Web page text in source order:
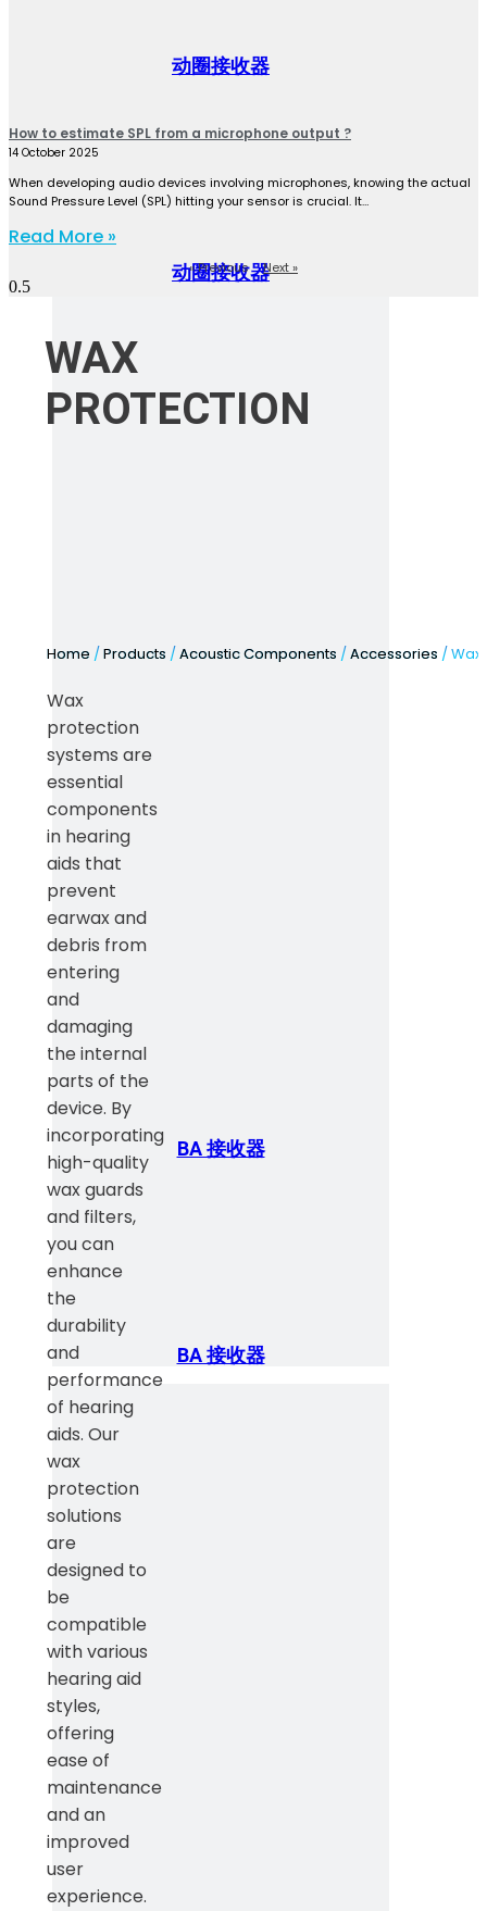
动圈接收器
BA 接收器
动圈接收器
BA 接收器
How to estimate SPL from a microphone output ?
14 October 2025
When developing audio devices involving microphones, knowing the actual
Sound Pressure Level (SPL) hitting your sensor is crucial. It…
Read More »
« Previous Next »
WAX
PROTECTION
Home / Products / Acoustic Components / Accessories /
Wax
protection
systems are
essential
components
in hearing
aids that
prevent
earwax and
debris from
entering
and
damaging
the internal
parts of the
device. By
incorporating
high-quality
wax guards
and filters,
you can
enhance
the
durability
and
performance
of hearing
aids. Our
wax
protection
solutions
are
designed to
be
compatible
with various
hearing aid
styles,
offering
ease of
maintenance
and an
improved
user
experience.